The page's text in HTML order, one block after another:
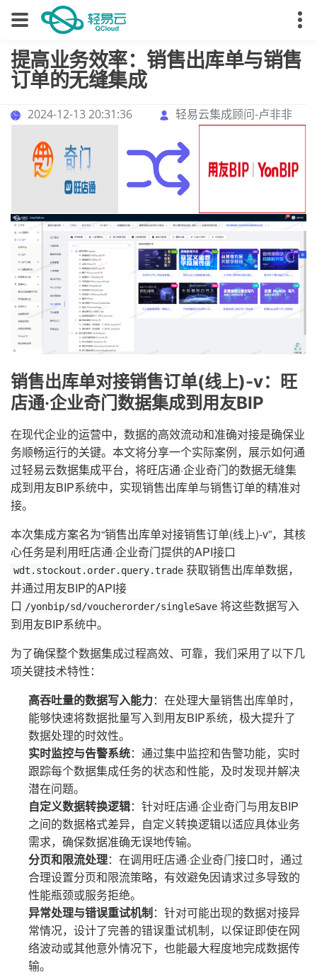
提高业务效率：销售出库单与销售
订单的无缝集成
2024-12-13 20:31:36 轻易云集成顾问-卢非非
销售出库单对接销售订单(线上)-v：旺
店通·企业奇门数据集成到用友BIP
在现代企业的运营中，数据的高效流动和准确对接是确保业
务顺畅运行的关键。本文将分享一个实际案例，展示如何通
过轻易云数据集成平台，将旺店通·企业奇门的数据无缝集
成到用友BIP系统中，实现销售出库单与销售订单的精准对
接。
本次集成方案名为“销售出库单对接销售订单(线上)-v”，其核
心任务是利用旺店通·企业奇门提供的API接口
wdt.stockout.order.query.trade 获取销售出库单数据，
并通过用友BIP的API接
口 /yonbip/sd/voucherorder/singleSave 将这些数据写入
到用友BIP系统中。
为了确保整个数据集成过程高效、可靠，我们采用了以下几
项关键技术特性：
高吞吐量的数据写入能力：在处理大量销售出库单时，
能够快速将数据批量写入到用友BIP系统，极大提升了
数据处理的时效性。
实时监控与告警系统：通过集中监控和告警功能，实时
跟踪每个数据集成任务的状态和性能，及时发现并解决
潜在问题。
自定义数据转换逻辑：针对旺店通·企业奇门与用友BIP
之间的数据格式差异，自定义转换逻辑以适应具体业务
需求，确保数据准确无误地传输。
分页和限流处理：在调用旺店通·企业奇门接口时，通过
合理设置分页和限流策略，有效避免因请求过多导致的
性能瓶颈或服务拒绝。
异常处理与错误重试机制：针对可能出现的数据对接异
常情况，设计了完善的错误重试机制，以保证即使在网
络波动或其他意外情况下，也能最大程度地完成数据传
输。